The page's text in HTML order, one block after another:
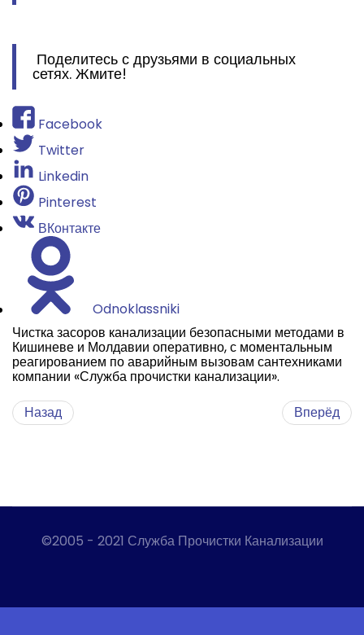
Поделитесь с друзьями в социальных
сетях. Жмите!
Facebook
Twitter
Linkedin
Pinterest
ВКонтакте
Odnoklassniki
Чистка засоров канализации безопасными методами в
Кишиневе и Молдавии оперативно, с моментальным
реагированием по аварийным вызовам сантехниками
компании «Служба прочистки канализации».
Назад
Вперёд
©2005 - 2021 Служба Прочистки Канализации